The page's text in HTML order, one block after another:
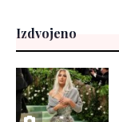
Izdvojeno